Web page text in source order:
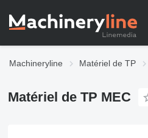
Machineryline Matériel de TP
Matériel de TP MEC